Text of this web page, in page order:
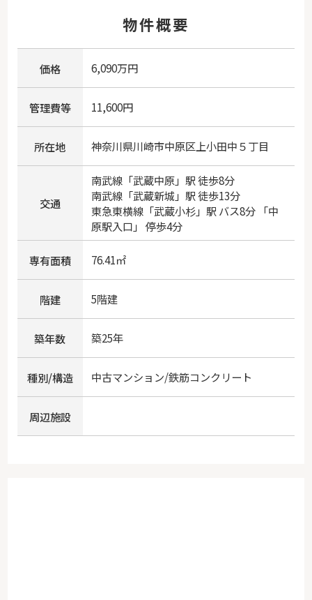
物件概要
価格 6,090万円
管理費等 11,600円
所在地 神奈川県川崎市中原区上小田中５丁目
交通
南武線「武蔵中原」駅 徒歩8分
南武線「武蔵新城」駅 徒歩13分
東急東横線「武蔵小杉」駅 バス8分 「中
原駅入口」 停歩4分
専有面積 76.41㎡
階建 5階建
築年数 築25年
種別/構造 中古マンション/鉄筋コンクリート
周辺施設